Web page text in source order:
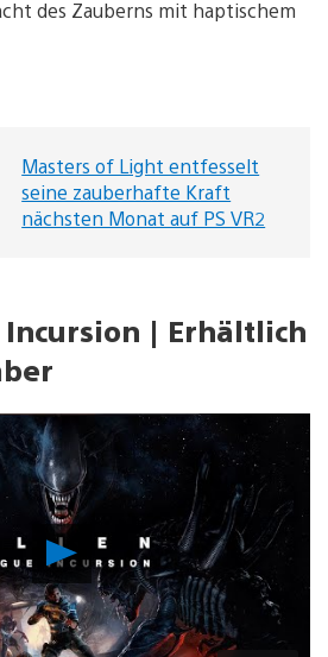
des Zauberns mit haptischem
Masters of Light entfesselt
seine zauberhafte Kraft
nächsten Monat auf PS VR2
| Erhältlich
Video
abspielen